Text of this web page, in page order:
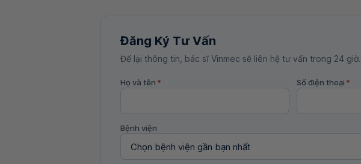
Đăng Ký Tư Vấn
Để lại thông tin, bác sĩ Vinmec sẽ liên hệ tư vấn trong 24 giờ.
Họ và tên * Số điện thoại *
Bệnh viện